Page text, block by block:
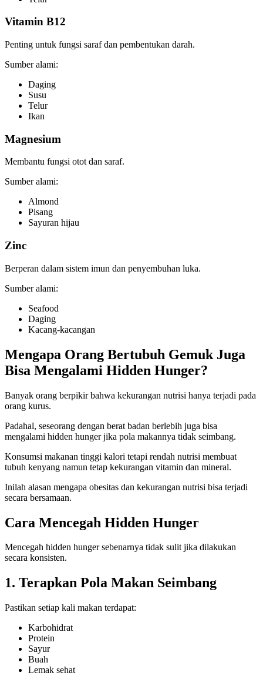
Vitamin B12
Penting untuk fungsi saraf dan pembentukan darah.
Sumber alami:
Daging
Susu
Telur
Ikan
Magnesium
Membantu fungsi otot dan saraf.
Sumber alami:
Almond
Pisang
Sayuran hijau
Zinc
Berperan dalam sistem imun dan penyembuhan luka.
Sumber alami:
Seafood
Daging
Kacang-kacangan
Mengapa Orang Bertubuh Gemuk Juga
Bisa Mengalami Hidden Hunger?
Banyak orang berpikir bahwa kekurangan nutrisi hanya terjadi pada
orang kurus.
Padahal, seseorang dengan berat badan berlebih juga bisa
mengalami hidden hunger jika pola makannya tidak seimbang.
Konsumsi makanan tinggi kalori tetapi rendah nutrisi membuat
tubuh kenyang namun tetap kekurangan vitamin dan mineral.
Inilah alasan mengapa obesitas dan kekurangan nutrisi bisa terjadi
secara bersamaan.
Cara Mencegah Hidden Hunger
Mencegah hidden hunger sebenarnya tidak sulit jika dilakukan
secara konsisten.
1. Terapkan Pola Makan Seimbang
Pastikan setiap kali makan terdapat:
Karbohidrat
Protein
Sayur
Buah
Lemak sehat